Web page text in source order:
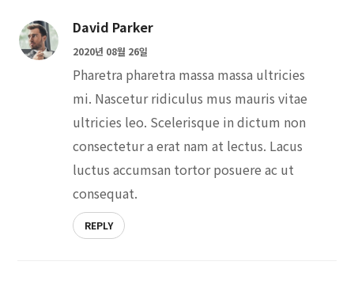
David Parker
2020년 08월 26일
Pharetra pharetra massa massa ultricies
mi. Nascetur ridiculus mus mauris vitae
ultricies leo. Scelerisque in dictum non
consectetur a erat nam at lectus. Lacus
luctus accumsan tortor posuere ac ut
consequat.
REPLY